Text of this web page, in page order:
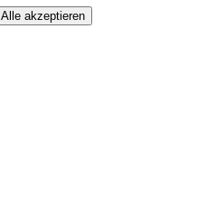
Alle akzeptieren